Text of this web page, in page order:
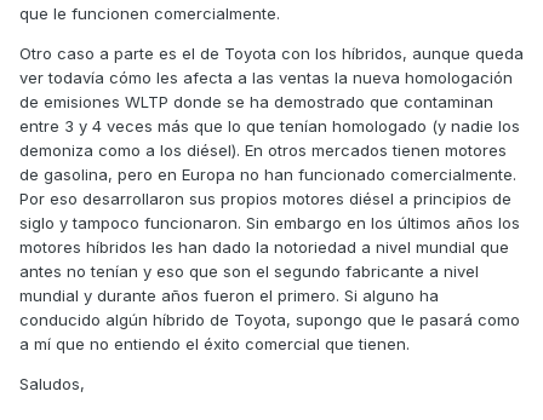
que le funcionen comercialmente.
Otro caso a parte es el de Toyota con los híbridos, aunque queda
ver todavía cómo les afecta a las ventas la nueva homologación
de emisiones WLTP donde se ha demostrado que contaminan
entre 3 y 4 veces más que lo que tenían homologado (y nadie los
demoniza como a los diésel). En otros mercados tienen motores
de gasolina, pero en Europa no han funcionado comercialmente.
Por eso desarrollaron sus propios motores diésel a principios de
siglo y tampoco funcionaron. Sin embargo en los últimos años los
motores híbridos les han dado la notoriedad a nivel mundial que
antes no tenían y eso que son el segundo fabricante a nivel
mundial y durante años fueron el primero. Si alguno ha
conducido algún híbrido de Toyota, supongo que le pasará como
a mí que no entiendo el éxito comercial que tienen.
Saludos,